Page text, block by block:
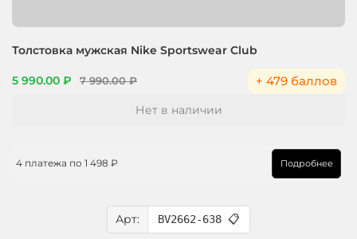
Толстовка мужская Nike Sportswear Club
5 990.00 ₽ 7 990.00 ₽ + 479 баллов
Арт: BV2662-638 📋
Нет в наличии
4 платежа по 1 498 ₽ Подробнее